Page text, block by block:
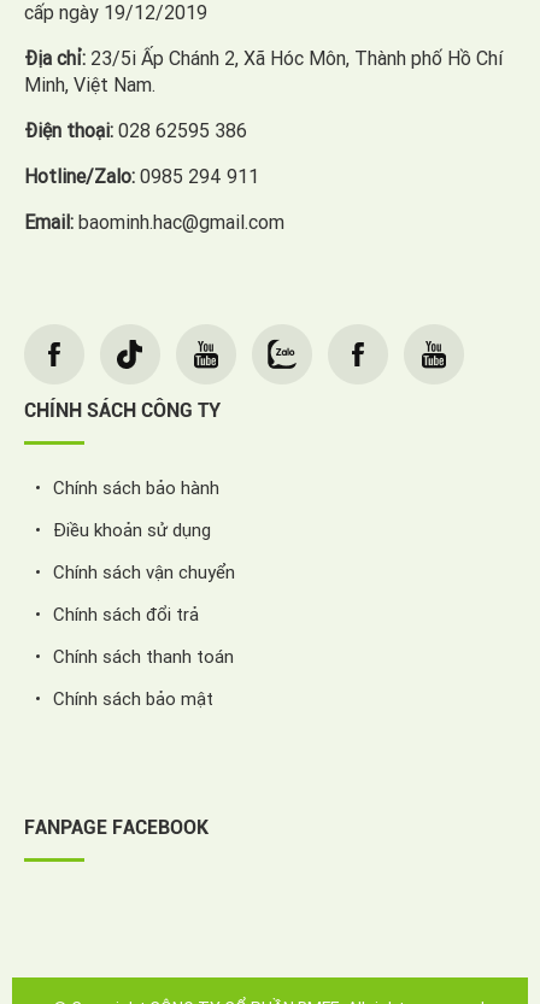
cấp ngày 19/12/2019
Địa chỉ: 23/5i Ấp Chánh 2, Xã Hóc Môn, Thành phố Hồ Chí
Minh, Việt Nam.
Điện thoại: 028 62595 386
Hotline/Zalo: 0985 294 911
Email: baominh.hac@gmail.com
CHÍNH SÁCH CÔNG TY
Chính sách bảo hành
Điều khoản sử dụng
Chính sách vận chuyển
Chính sách đổi trả
Chính sách thanh toán
Chính sách bảo mật
FANPAGE FACEBOOK